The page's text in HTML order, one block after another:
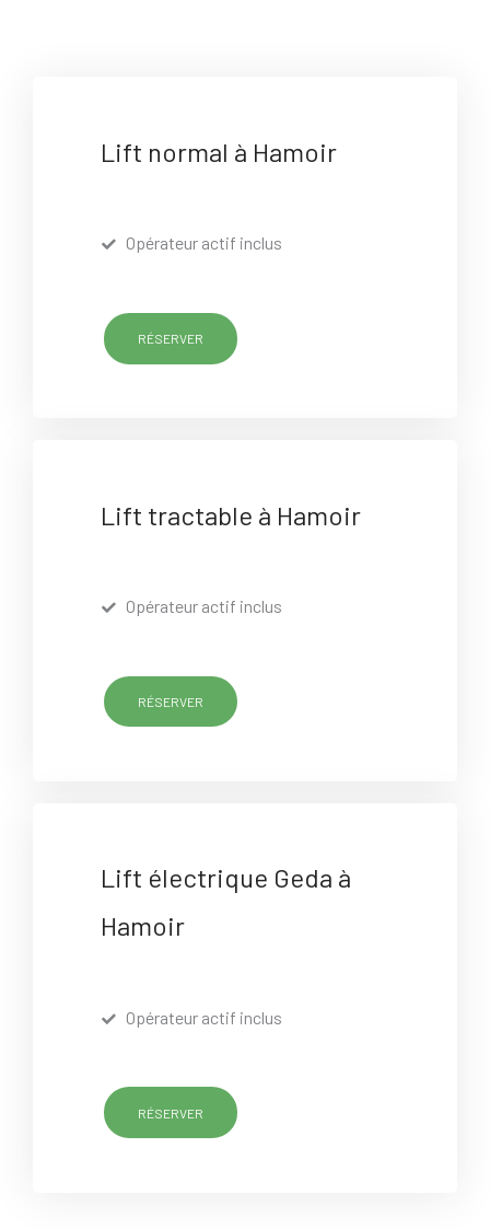
Lift normal à Hamoir
Opérateur actif inclus
RÉSERVER
Lift tractable à Hamoir
Opérateur actif inclus
RÉSERVER
Lift électrique Geda à
Hamoir
Opérateur actif inclus
RÉSERVER